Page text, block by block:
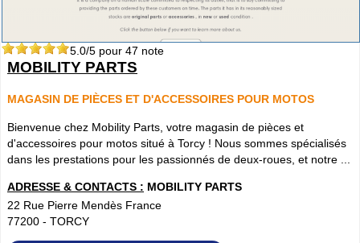
5.0/5 pour 47 note
MOBILITY PARTS
MAGASIN DE PIÈCES ET D'ACCESSOIRES POUR MOTOS
Bienvenue chez Mobility Parts, votre magasin de pièces et
d'accessoires pour motos situé à Torcy ! Nous sommes spécialisés
dans les prestations pour les passionnés de deux-roues, et notre ...
ADRESSE & CONTACTS : MOBILITY PARTS
22 Rue Pierre Mendès France
77200 - TORCY